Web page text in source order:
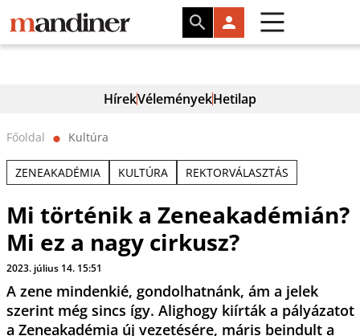
HírekVéleményekHetilap
Főoldal ⬤ Kultúra
ZENEAKADÉMIA KULTÚRA REKTORVÁLASZTÁS
Mi történik a Zeneakadémián?
Mi ez a nagy cirkusz?
2023. július 14. 15:51
A zene mindenkié, gondolhatnánk, ám a jelek
szerint még sincs így. Alighogy kiírták a pályázatot
a Zeneakadémia új vezetésére, máris beindult a